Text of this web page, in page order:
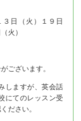
３日（火）１９日
火）
ございます。
しますが、英会話
にてのレッスン受
ださい。